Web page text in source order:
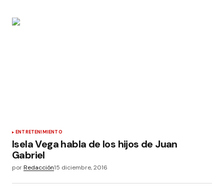
ENTRETENIMIENTO
Isela Vega habla de los hijos de Juan
Gabriel
porRedacción15 diciembre, 2016